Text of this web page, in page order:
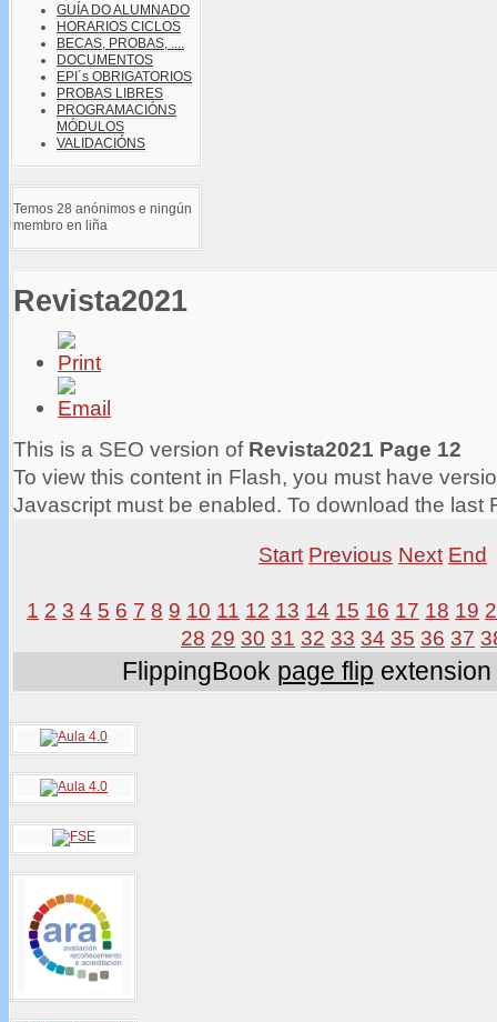
GUÍA DO ALUMNADO
HORARIOS CICLOS
BECAS, PROBAS, ....
DOCUMENTOS
EPI´s OBRIGATORIOS
PROBAS LIBRES
PROGRAMACIÓNS
MÓDULOS
VALIDACIÓNS
Temos 28 anónimos e ningún
membro en liña
Revista2021
This is a SEO version of Revista2021 Page 12
To view this content in Flash, you must have
Javascript must be enabled. To download the last
Start Previous Next End
1 2 3 4 5 6 7 8 9 10 11 12 13 14 15 16 17 18 19
28 29 30 31 32 33 34 35 36 37
FlippingBook page flip